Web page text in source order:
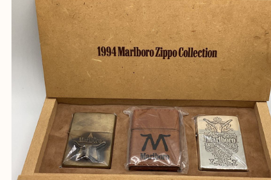
三田市,明石市,ポートアイランド,六甲アイランド,
上記地域にない場合も、ご相談下さい。
※品数が多い時・外出できない時・重い時、まとめ
しい時などにご利用下さいませ。